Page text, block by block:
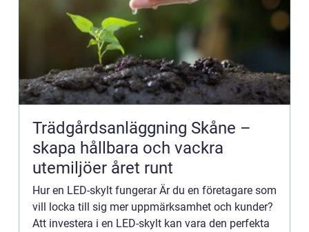
Trädgårdsanläggning Skåne –
skapa hållbara och vackra
utemiljöer året runt
Hur en LED-skylt fungerar Är du en företagare som
vill locka till sig mer uppmärksamhet och kunder?
Att investera i en LED-skylt kan vara den perfekta